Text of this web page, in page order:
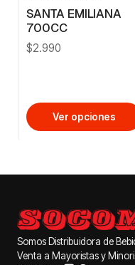
SANTA EMILIANA
700CC
$2.990
Ver opciones
Somos Distribuidora de
Venta a Mayoristas y